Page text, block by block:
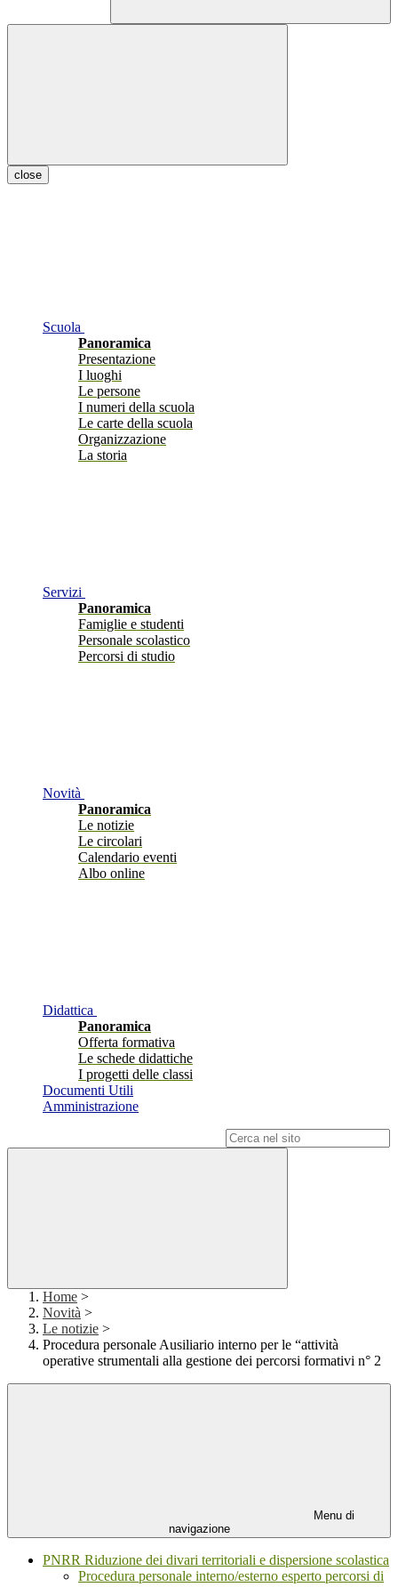
close
Scuola
Panoramica
Presentazione
I luoghi
Le persone
I numeri della scuola
Le carte della scuola
Organizzazione
La storia
Servizi
Panoramica
Famiglie e studenti
Personale scolastico
Percorsi di studio
Novità
Panoramica
Le notizie
Le circolari
Calendario eventi
Albo online
Didattica
Panoramica
Offerta formativa
Le schede didattiche
I progetti delle classi
Documenti Utili
Amministrazione
Home >
Novità >
Le notizie >
Procedura personale Ausiliario interno per le “attività
operative strumentali alla gestione dei percorsi formativi n° 2
Menu di
navigazione
PNRR Riduzione dei divari territoriali e dispersione scolastica
Procedura personale interno/esterno esperto percorsi di